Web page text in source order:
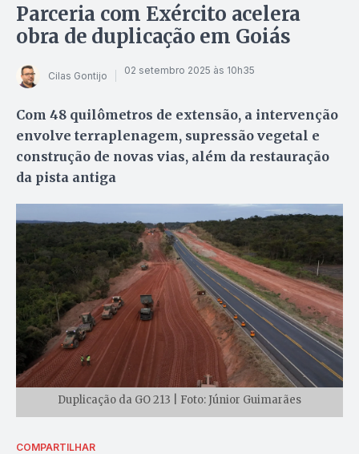
Parceria com Exército acelera
obra de duplicação em Goiás
Cilas Gontijo 02 setembro 2025 às 10h35
Com 48 quilômetros de extensão, a intervenção
envolve terraplenagem, supressão vegetal e
construção de novas vias, além da restauração
da pista antiga
Duplicação da GO 213 | Foto: Júnior Guimarães
COMPARTILHAR